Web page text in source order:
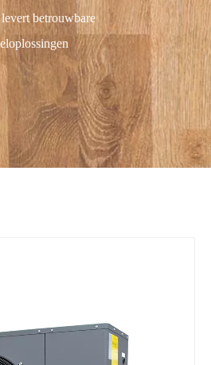
betrouwbare